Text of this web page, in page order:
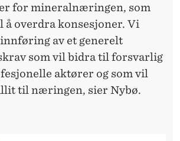
for mineralnæringen, som
overdra konsesjoner. Vi
av et generelt
som vil bidra til forsvarlig
aktører og som vil
til næringen, sier Nybø.